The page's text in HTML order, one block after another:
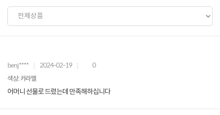
benj**** 2024-02-19 0
색상: 캬라멜
어머니 선물로 드렸는데 만족해하십니다